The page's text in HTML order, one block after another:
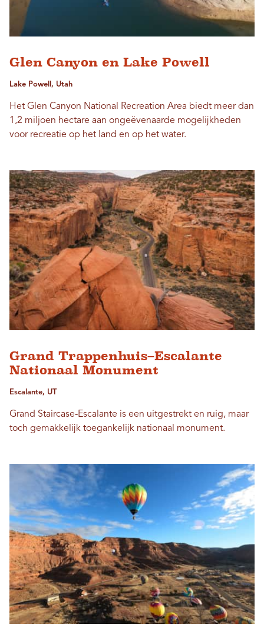
Glen Canyon en Lake Powell
Lake Powell, Utah
Het Glen Canyon National Recreation Area biedt meer dan
1,2 miljoen hectare aan ongeëvenaarde mogelijkheden
voor recreatie op het land en op het water.
Grand Trappenhuis–Escalante
Nationaal Monument
Escalante, UT
Grand Staircase-Escalante is een uitgestrekt en ruig, maar
toch gemakkelijk toegankelijk nationaal monument.